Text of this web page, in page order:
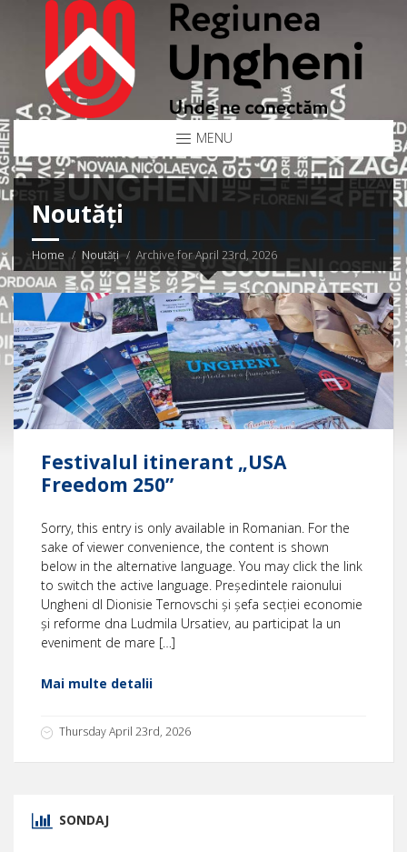
MENU
Noutăți
Home Noutăți Archive for April 23rd, 2026
Festivalul itinerant „USA
Freedom 250”
Sorry, this entry is only available in Romanian. For the
sake of viewer convenience, the content is shown
below in the alternative language. You may click the link
to switch the active language. Președintele raionului
Ungheni dl Dionisie Ternovschi și șefa secției economie
și reforme dna Ludmila Ursatiev, au participat la un
eveniment de mare […]
Mai multe detalii
Thursday April 23rd, 2026
SONDAJ